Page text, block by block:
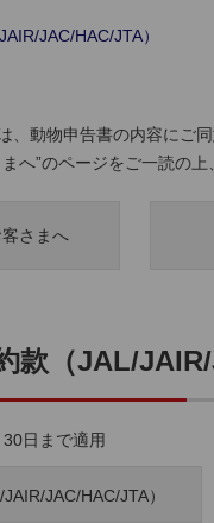
JAC/HAC/JTA）
、動物申告書の内容にご
へ”のページをご一読の
さまへ
款（JAL/JAIR/
日まで適用
JAC/HAC/JTA）